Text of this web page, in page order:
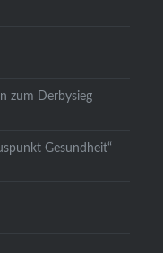
zum Derbysieg
Gesundheit“